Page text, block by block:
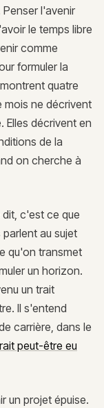
l'avenir
le temps libre
comme
formuler la
quatre
mois ne décrivent
Elles décrivent en
de la
on cherche à
c'est ce que
au sujet
qu'on transmet
un horizon.
un trait
Il s'entend
carrière, dans le
peut-être eu
un projet épuise.